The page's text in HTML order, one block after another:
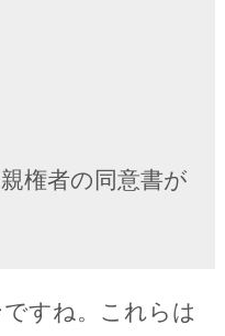
権者の同意書が
すね。これらは